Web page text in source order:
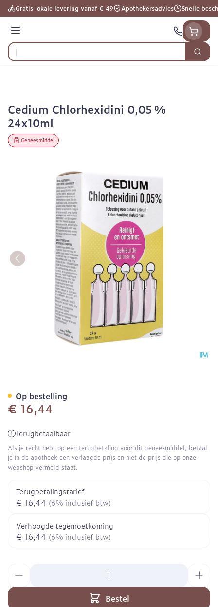
Ga naar de inhoud
Gratis lokale levering vanaf € 49 Apothekersadvies Snelle
Menu
Product, merk, categorie...
Zoek
Cedium Chlorhexidini 0,05 %
24x10ml
Geneesmiddel
€ 16,44
Terugbetaalbaar
Als je recht hebt op een terugbetaling voor dit geneesmiddel, betaal
je in de apotheek een verlaagde prijs en niet de prijs die op onze
webshop vermeld staat.
Terugbetalingstarief
€ 16,44 (6% inclusief btw)
Verhoogde tegemoetkoming
€ 16,44 (6% inclusief btw)
Bestel
Op bestelling